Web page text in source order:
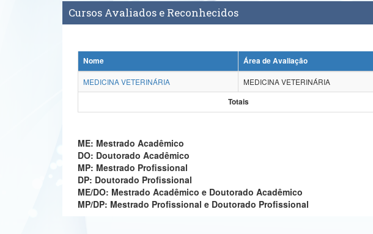
Cursos Avaliados e Reconhecidos
Nome
Área de Avaliação
MEDICINA VETERINÁRIA
MEDICINA VETERINÁRIA
Totais
ME: Mestrado Acadêmico
DO: Doutorado Acadêmico
MP: Mestrado Profissional
DP: Doutorado Profissional
ME/DO: Mestrado Acadêmico e Doutorado Acadêmico
MP/DP: Mestrado Profissional e Doutorado Profissional